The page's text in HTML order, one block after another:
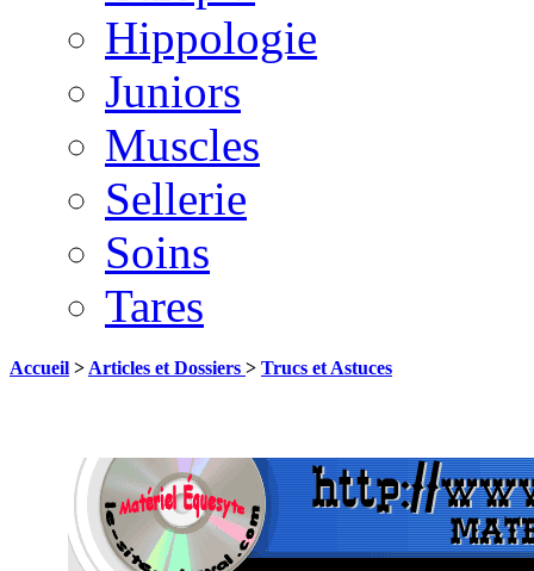
Hippologie
Juniors
Muscles
Sellerie
Soins
Tares
Accueil > Articles et Dossiers > Trucs et Astuces